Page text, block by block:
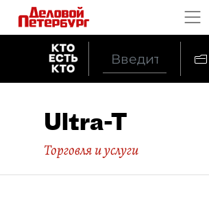
Ultra-T
Торговля и услуги